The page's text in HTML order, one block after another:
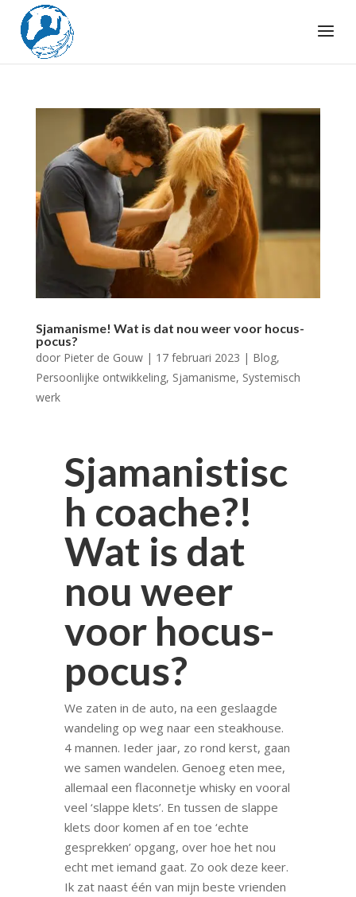
Sjamanisme! Wat is dat nou weer voor hocus-
pocus?
door Pieter de Gouw| 17 februari 2023 | Blog,
Persoonlijke ontwikkeling, Sjamanisme, Systemisch
werk
Sjamanistisc
h coache?!
Wat is dat
nou weer
voor hocus-
pocus?
We zaten in de auto, na een geslaagde
wandeling op weg naar een steakhouse.
4 mannen. Ieder jaar, zo rond kerst, gaan
we samen wandelen. Genoeg eten mee,
allemaal een flaconnetje whisky en vooral
veel ‘slappe klets’. En tussen de slappe
klets door komen af en toe ‘echte
gesprekken’ opgang, over hoe het nou
echt met iemand gaat. Zo ook deze keer.
Ik zat naast één van mijn beste vrienden